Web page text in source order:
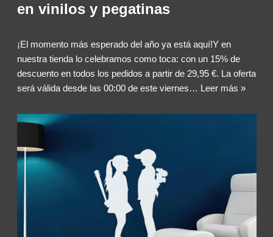
en vinilos y pegatinas
¡El momento más esperado del año ya está aquí!Y en
nuestra tienda lo celebramos como toca: con un 15% de
descuento en todos los pedidos a partir de 29,95 €. La oferta
será válida desde las 00:00 de este viernes… Leer más »